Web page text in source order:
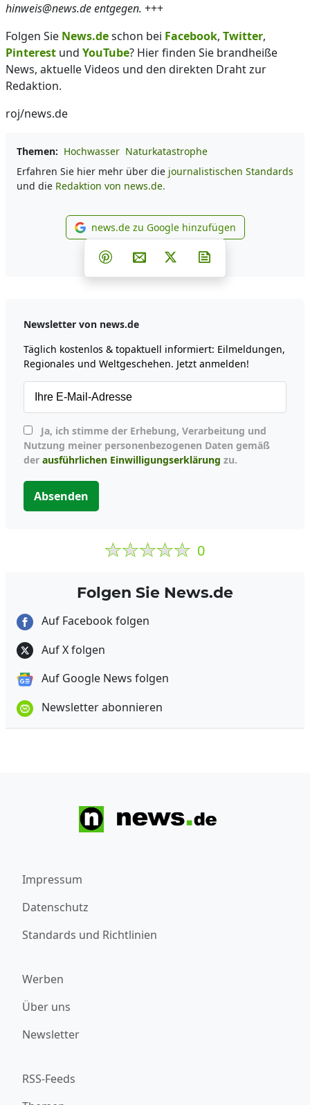
hinweis@news.de entgegen. +++
Folgen Sie News.deschon bei Facebook, Twitter,
Pinterest und YouTube? Hier finden Sie brandheiße
News, aktuelle Videos und den direkten Draht zur
Redaktion.
roj/news.de
Themen: Hochwasser Naturkatastrophe
Erfahren Sie hier mehr über die journalistischen Standards
und die Redaktion von news.de.
news.de zu Google
news.de zu Google hinzufügen
Teilen auf Facebook
Teilen auf Whatsapp
Teilen auf Telegram
Teilen auf Pinterest
Per E-Mail teilen
Post auf X
Newsletter von news.de
Täglich kostenlos & topaktuell informiert: Eilmeldungen,
Regionales und Weltgeschehen. Jetzt anmelden!
Nutzung meiner personenbezogenen Daten gemäß
der ausführlichen Einwilligungserklärung zu.
Absenden
0
Folgen Sie News.de
Auf Facebook folgen
Auf X folgen
Auf Google News folgen
Newsletter abonnieren
Impressum
Datenschutz
Standards und Richtlinien
Werben
Über uns
Newsletter
RSS-Feeds